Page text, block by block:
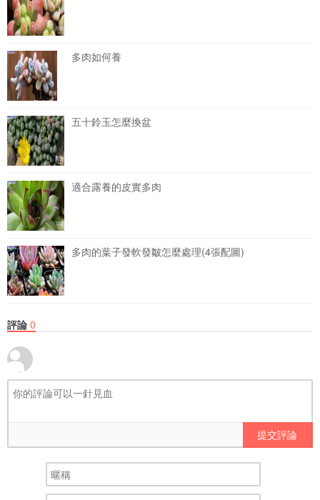
多肉如何養
五十鈴玉怎麼換盆
適合露養的皮實多肉
多肉的葉子發軟發皺怎麼處理(4張配圖)
評論 0
提交評論